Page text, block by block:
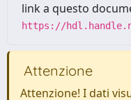
link a questo
https://
Attenzione
Attenzione! I dati